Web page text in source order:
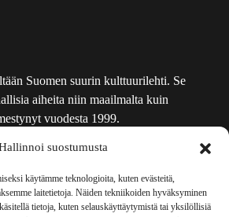
suostumusta
käytämme teknologioita, kuten evästeitä,
laitetietoja. Näiden tekniikoiden hyväksyminen
tietoja, kuten selauskäyttäytymistä tai yksilöllisiä
Suomen suurin kulttuurilehti. Se
aiheita niin maailmalta kuin
vuodesta 1999.